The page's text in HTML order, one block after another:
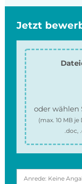
Jetzt
oder wählen
(max. 10 MBje
.doc,